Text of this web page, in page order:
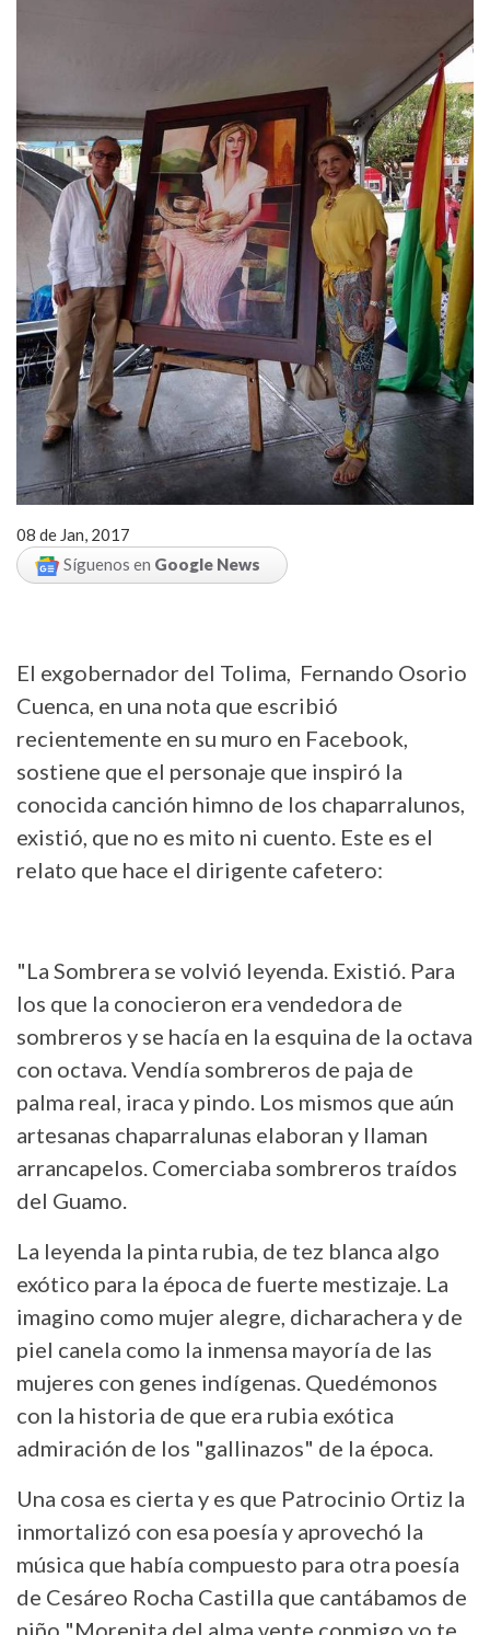
08 de Jan, 2017
Síguenos en Google News
El exgobernador del Tolima, Fernando Osorio
Cuenca, en una nota que escribió
recientemente en su muro en Facebook,
sostiene que el personaje que inspiró la
conocida canción himno de los chaparralunos,
existió, que no es mito ni cuento. Este es el
relato que hace el dirigente cafetero:
"La Sombrera se volvió leyenda. Existió. Para
los que la conocieron era vendedora de
sombreros y se hacía en la esquina de la octava
con octava. Vendía sombreros de paja de
palma real, iraca y pindo. Los mismos que aún
artesanas chaparralunas elaboran y llaman
arrancapelos. Comerciaba sombreros traídos
del Guamo.
La leyenda la pinta rubia, de tez blanca algo
exótico para la época de fuerte mestizaje. La
imagino como mujer alegre, dicharachera y de
piel canela como la inmensa mayoría de las
mujeres con genes indígenas. Quedémonos
con la historia de que era rubia exótica
admiración de los "gallinazos" de la época.
Una cosa es cierta y es que Patrocinio Ortiz la
inmortalizó con esa poesía y aprovechó la
música que había compuesto para otra poesía
de Cesáreo Rocha Castilla que cantábamos de